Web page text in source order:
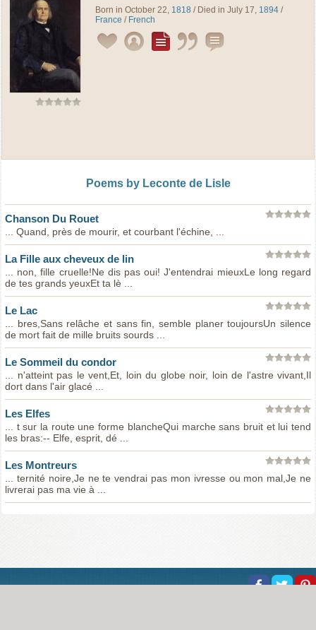
Born in October 22, 1818 / Died in July 17, 1894 /
France / French
Poems by Leconte de Lisle
Chanson Du Rouet
... Quand, près de mourir, et courbant l'échine, ...
La Fille aux cheveux de lin
... non, fille cruelle!Ne dis pas oui! J'entendrai mieuxLe long regard
de tes grands yeuxEt ta lè ...
Le Lac
... bres,Sans relâche et sans fin, semble planer toujoursUn silence
de mort fait de mille bruits sourds ...
Le Sommeil du condor
... n'atteint pas le vent,Et, loin du globe noir, loin de l'astre vivant,Il
dort dans l'air glacé ...
Les Elfes
... t sur la route une forme blancheQui marche sans bruit et lui tend
les bras:-- Elfe, esprit, dé ...
Les Montreurs
... ternité noire,Je ne te vendrai pas mon ivresse ou mon mal,Je ne
livrerai pas ma vie à ...